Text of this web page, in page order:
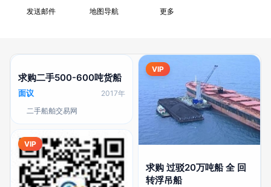
发送邮件 地图导航 更多
​求购二手500-600吨货船
面议
2017年
二手船舶交易网
VIP
VIP
求购 过驳20万吨船 全 回
转浮吊船